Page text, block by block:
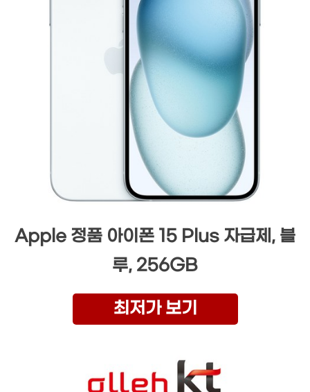
Apple 정품 아이폰 15 Plus 자급제, 블
루, 256GB
최저가 보기